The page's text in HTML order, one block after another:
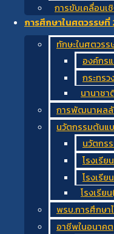
การขับเคลื่อนเ
การศึกษาในศตวรรษที่
ทักษะในศตวรร
องค์กร
กระทร
นานาชา
การพัฒนาผลลั
นวัตกรรมต้นแ
นวัตกร
โรงเรี
โรงเรีย
โรงเรีย
พรบ.การศึกษา
อาชีพในอนาคต